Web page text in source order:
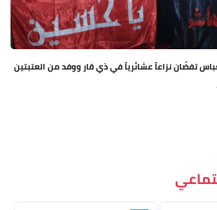
تفضّان نزاعاً عشائرياً في ذي قار ووفد من العتبتين